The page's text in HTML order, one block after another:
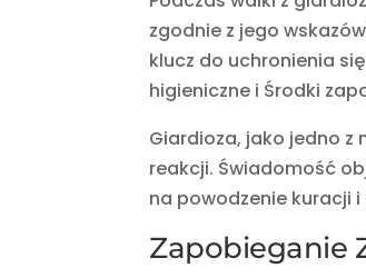
zgodnie z jego
klucz do uchronienia
higieniczne i Środki
Giardioza, jako jedno z
reakcji. Świadomość
na powodzenie kuracji
Zapobieganie